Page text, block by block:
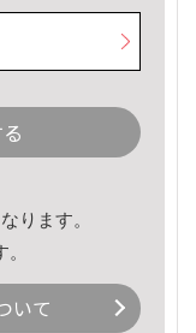
ります。
いて